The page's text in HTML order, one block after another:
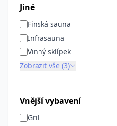
Jiné
Finská sauna
Infrasauna
Vinný sklípek
Zobrazit vše (3)
Vnější vybavení
Gril